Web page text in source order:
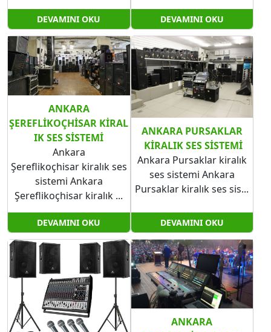
DEVAMINI OKU DEVAMINI OKU
ANKARA
ŞEREFLIKOÇHISAR KIRAL
IK SES SISTEMI
Ankara
Şereflikoçhisar kiralık ses
sistemi Ankara
Şereflikoçhisar kiralık ...
DEVAMINI OKU
ANKARA PURSAKLAR​​​​​​​
KIRALIK SES SISTEMI
Ankara Pursaklar kiralık
ses sistemi Ankara
Pursaklar​​​​​​​ kiralık ses sis...
DEVAMINI OKU
ANKARA